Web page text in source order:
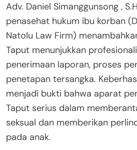
Adv. Daniel Simanggunsong ,
penasehat hukum ibu korban
Natolu Law Firm)
Taput menunjukkan
penerimaan laporan, proses
penetapan tersangka.
menjadi bukti bahwa aparat
Taput serius dalam
seksual dan memberikan
pada anak.